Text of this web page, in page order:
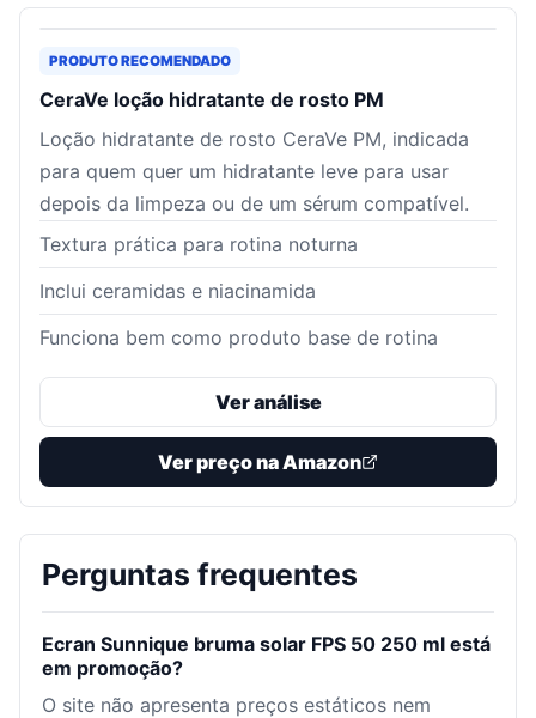
PRODUTO RECOMENDADO
CeraVe loção hidratante de rosto PM
Loção hidratante de rosto CeraVe PM, indicada
para quem quer um hidratante leve para usar
depois da limpeza ou de um sérum compatível.
Textura prática para rotina noturna
Inclui ceramidas e niacinamida
Funciona bem como produto base de rotina
Ver análise
Ver preço na Amazon
Perguntas frequentes
Ecran Sunnique bruma solar FPS 50 250 ml está
em promoção?
O site não apresenta preços estáticos nem